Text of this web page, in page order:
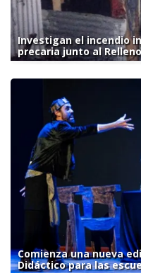
Investigan el incendio
precaria junto al
Comienza una nueva
Didáctico para las